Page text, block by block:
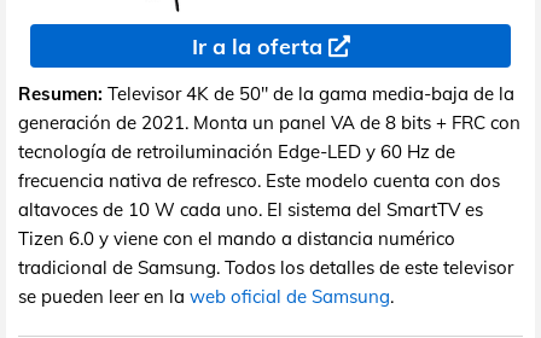
Ir a la oferta
Resumen: Televisor 4K de 50" de la gama media-baja de la
generación de 2021. Monta un panel VA de 8 bits + FRC con
tecnología de retroiluminación Edge-LED y 60 Hz de
frecuencia nativa de refresco. Este modelo cuenta con dos
altavoces de 10 W cada uno. El sistema del SmartTV es
Tizen 6.0 y viene con el mando a distancia numérico
tradicional de Samsung. Todos los detalles de este televisor
se pueden leer en la web oficial de Samsung.